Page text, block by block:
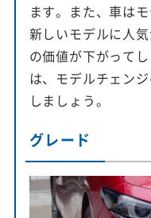
ます。また、車は
新しいモデルに人
の価値が下がって
は、モデルチェン
しましょう。
グレード